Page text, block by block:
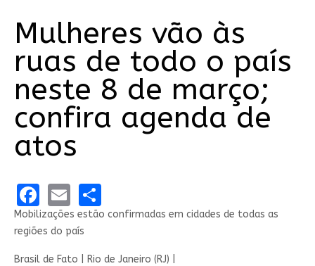
Mulheres vão às
ruas de todo o país
neste 8 de março;
confira agenda de
atos
Facebook
EmailShare
Mobilizações estão confirmadas em cidades de todas as
regiões do país
Brasil de Fato | Rio de Janeiro (RJ) |